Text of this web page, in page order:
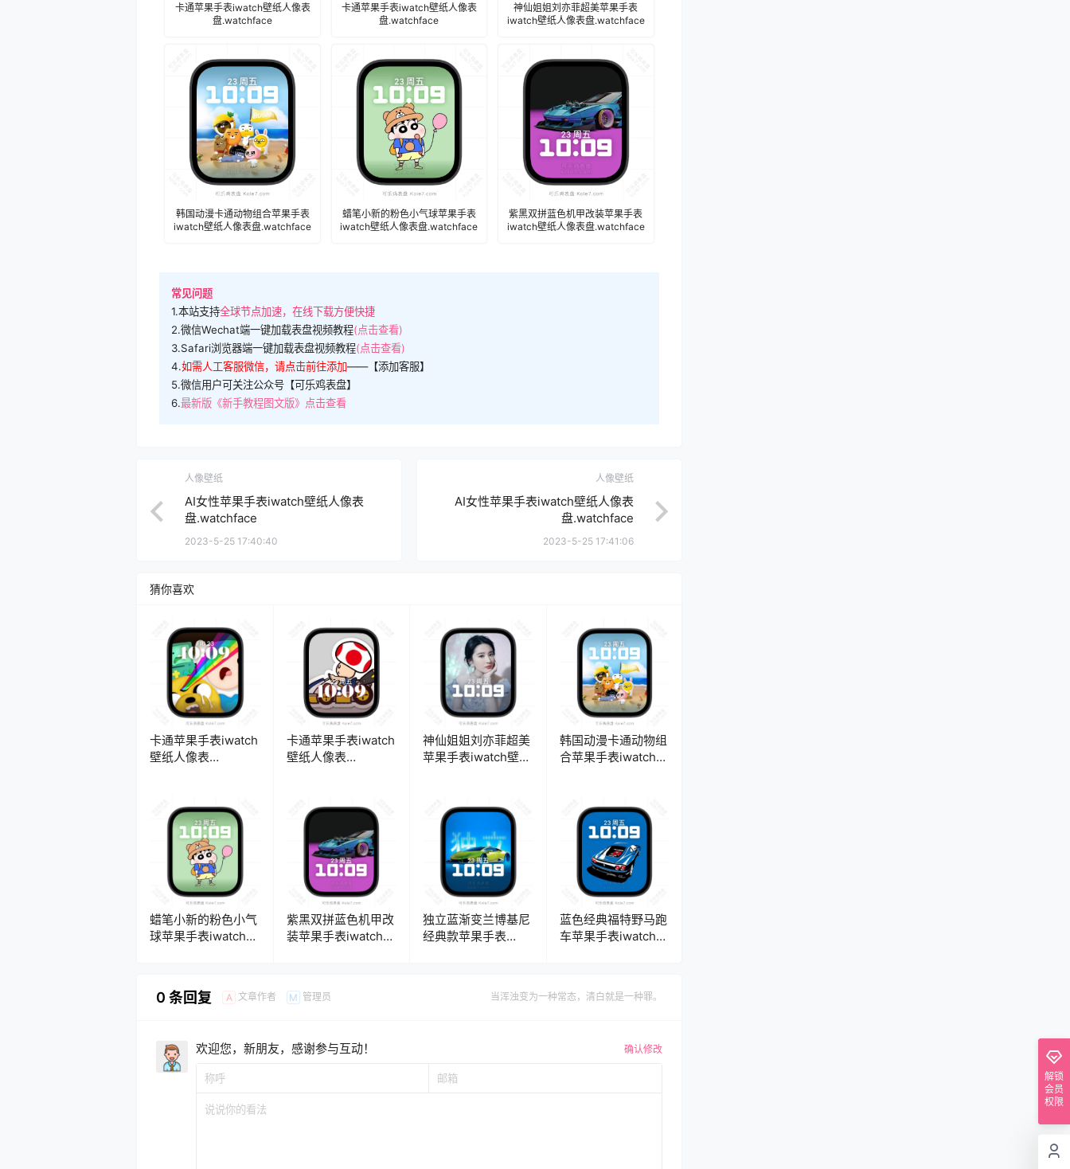
卡通苹果手表iwatch壁纸人像表
盘.watchface
卡通苹果手表iwatch壁纸人像表
盘.watchface
神仙姐姐刘亦菲超美苹果手表
iwatch壁纸人像表盘.watchface
韩国动漫卡通动物组合苹果手表
iwatch壁纸人像表盘.watchface
蜡笔小新的粉色小气球苹果手表
iwatch壁纸人像表盘.watchface
紫黑双拼蓝色机甲改装苹果手表
iwatch壁纸人像表盘.watchface
常见问题
1.本站支持全球节点加速，在线下载方便快捷
2.微信Wechat端一键加载表盘视频教程(点击查看)
3.Safari浏览器端一键加载表盘视频教程(点击查看)
4.如需人工客服微信，请点击前往添加——【添加客服】
5.微信用户可关注公众号【可乐鸡表盘】
6.最新版《新手教程图文版》点击查看
人像壁纸
AI女性苹果手表iwatch壁纸人像表
盘.watchface
2023-5-25 17:40:40
人像壁纸
AI女性苹果手表iwatch壁纸人像表
盘.watchface
2023-5-25 17:41:06
猜你喜欢
卡通苹果手表iwatch
壁纸人像表
卡通苹果手表iwatch
壁纸人像表
神仙姐姐刘亦菲超美
苹果手表iwatch壁纸
韩国动漫卡通动物组
合苹果手表iwatch壁
蜡笔小新的粉色小气
球苹果手表iwatch壁
紫黑双拼蓝色机甲改
装苹果手表iwatch壁
独立蓝渐变兰博基尼
经典款苹果手表
蓝色经典福特野马跑
车苹果手表iwatch壁
0 条回复 A 文章作者 M 管理员 当浑浊变为一种常态，清白就是一种罪。
欢迎您，新朋友，感谢参与互动！ 确认修改
解锁
会员
权限